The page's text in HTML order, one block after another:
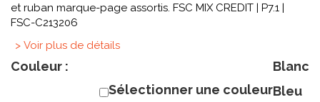
et ruban marque-page assortis. FSC MIX CREDIT | P7.1 |
FSC-C213206
> Voir plus de détails
Couleur :
Sélectionner une couleur
Blanc
Bleu